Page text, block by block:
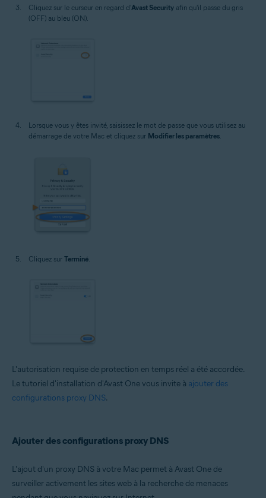
Cliquez sur le curseur en regard d'Avast Security afin qu'il passe du gris
(OFF) au bleu (ON).
Lorsque vous y êtes invité, saisissez le mot de passe que vous utilisez au
démarrage de votre Mac et cliquez sur Modifier les paramètres
Cliquez sur Terminé
L'autorisation requise de protection en temps réel a été accordée.
Le tutoriel d'installation d'Avast One vous invite à ajouter des
configurations proxy DNS.
Ajouter des configurations proxy DNS
L'ajout d'un proxy DNS à votre Mac permet à Avast One de
surveiller activement les sites web à la recherche de menaces